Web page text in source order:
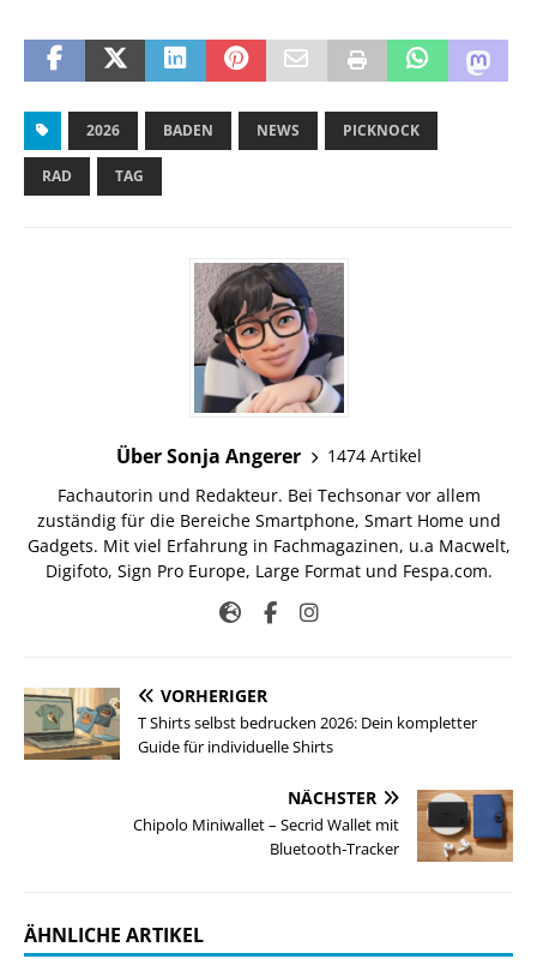
2026 BADEN NEWS PICKNOCK
RAD TAG
Über Sonja Angerer
1474 Artikel
Fachautorin und Redakteur. Bei Techsonar vor allem
zuständig für die Bereiche Smartphone, Smart Home und
Gadgets. Mit viel Erfahrung in Fachmagazinen, u.a Macwelt,
Digifoto, Sign Pro Europe, Large Format und Fespa.com.
VORHERIGER
T Shirts selbst bedrucken 2026: Dein kompletter
Guide für individuelle Shirts
NÄCHSTER
Chipolo Miniwallet – Secrid Wallet mit
Bluetooth‑Tracker
ÄHNLICHE ARTIKEL